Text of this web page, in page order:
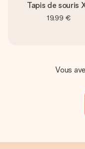
Tapis de souris
19,99 €
Vous